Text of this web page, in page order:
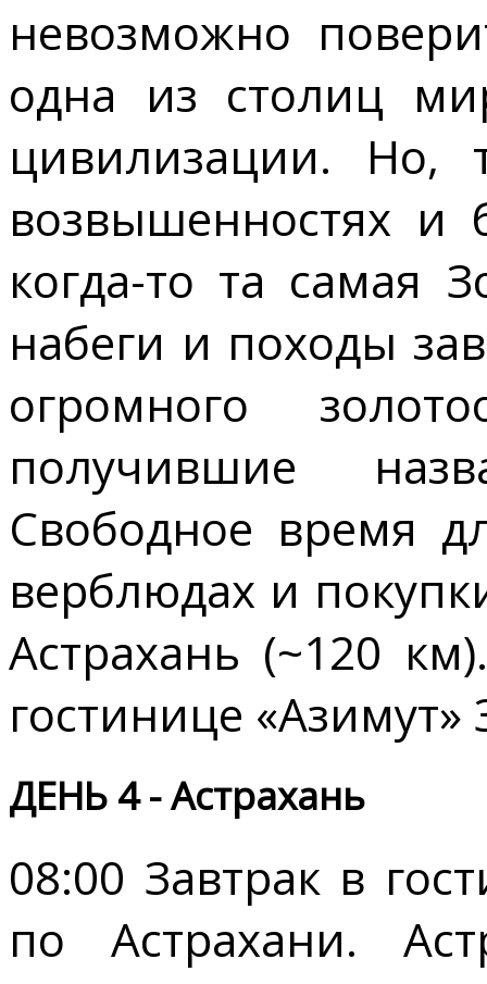
невозможно
одна из столиц
цивилизации. Но,
возвышенностях и
когда-то та самая
набеги и походы
огромного
получившие
Свободное время
верблюдах и
Астрахань (~120
гостинице
ДЕНЬ 4 - Астрахань
08:00 Завтрак в
по Астрахани.